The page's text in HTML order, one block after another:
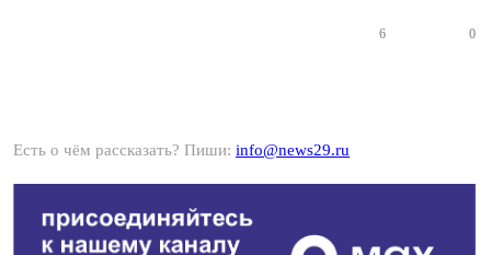
6 0
Есть о чём рассказать? Пиши: info@news29.ru